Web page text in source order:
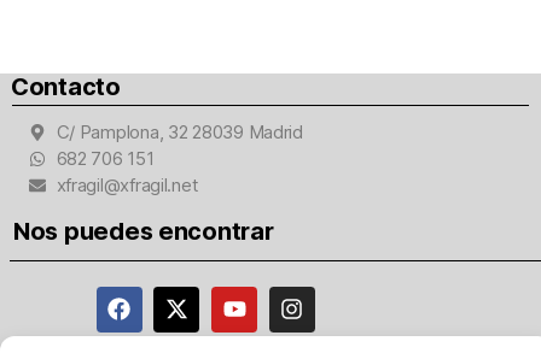
Contacto
C/ Pamplona, 32 28039 Madrid
682 706 151
xfragil@xfragil.net
Nos puedes encontrar